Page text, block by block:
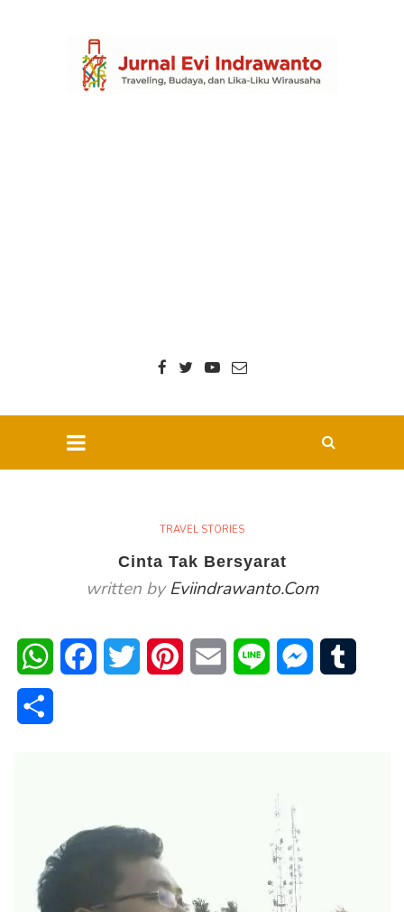
TRAVEL STORIES
Cinta Tak Bersyarat
written byEviindrawanto.com
WhatsAppFacebookTwitter PinterestEmail Line Messenger